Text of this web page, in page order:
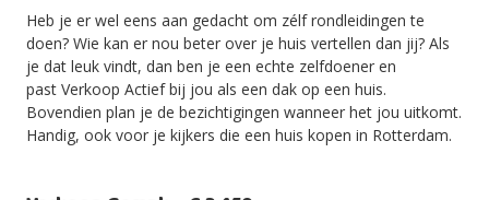
Heb je er wel eens aan gedacht om zélf rondleidingen te
doen? Wie kan er nou beter over je huis vertellen dan jij? Als
je dat leuk vindt, dan ben je een echte zelfdoener en
past Verkoop Actief bij jou als een dak op een huis.
Bovendien plan je de bezichtigingen wanneer het jou uitkomt.
Handig, ook voor je kijkers die een huis kopen in Rotterdam.